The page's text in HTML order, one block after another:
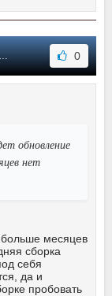
2023 00:41) Сообщение #548 0
обновление
нет
месяцев
сборка
себя
да и
пробовать